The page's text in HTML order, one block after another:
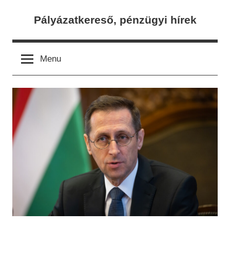
Pályázatkereső, pénzügyi hírek
Menu